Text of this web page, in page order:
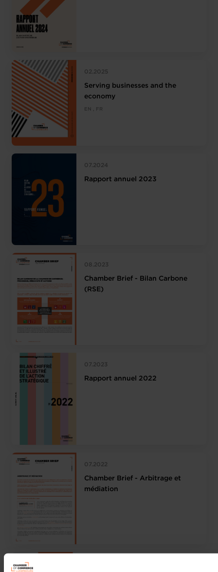
02.2025
Serving businesses and the
economy
EN , FR
07.2024
Rapport annuel 2023
08.2023
Chamber Brief - Bilan Carbone
(RSE)
07.2023
Rapport annuel 2022
07.2022
Chamber Brief - Arbitrage et
médiation